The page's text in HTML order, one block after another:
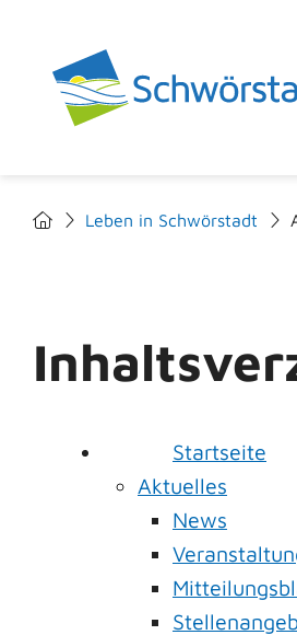
Leben in Schwörstadt
Startseite
Aktuelles
News